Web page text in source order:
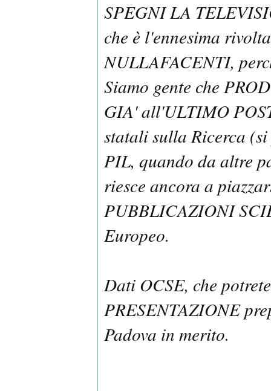
SPEGNI LA
che è l'ennesima
NULLAFACENTI,
Siamo gente che
GIA' all'ULTIMO
statali sulla Ricerca
PIL, quando da altre
riesce ancora a
PUBBLICAZIONI
Europeo.
Dati OCSE, che
PRESENTAZIONE
Padova in merito.